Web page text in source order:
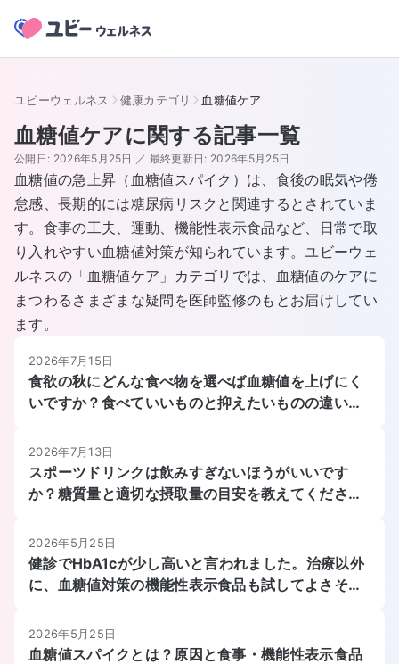
ユビーウェルネス 健康カテゴリ 血糖値ケア
血糖値ケアに関する記事一覧
公開日: 2026年5月25日 ／ 最終更新日: 2026年5月25日
血糖値の急上昇（血糖値スパイク）は、食後の眠気や倦
怠感、長期的には糖尿病リスクと関連するとされていま
す。食事の工夫、運動、機能性表示食品など、日常で取
り入れやすい血糖値対策が知られています。ユビーウェ
ルネスの「血糖値ケア」カテゴリでは、血糖値のケアに
まつわるさまざまな疑問を医師監修のもとお届けしてい
ます。
2026年7月15日
食欲の秋にどんな食べ物を選べば血糖値を上げにく
いですか？食べていいものと抑えたいものの違いを
2026年7月13日
スポーツドリンクは飲みすぎないほうがいいです
か？糖質量と適切な摂取量の目安を教えてくださ
2026年5月25日
健診でHbA1cが少し高いと言われました。治療以外
に、血糖値対策の機能性表示食品も試してよさそう
2026年5月25日
血糖値スパイクとは？原因と食事・機能性表示食品